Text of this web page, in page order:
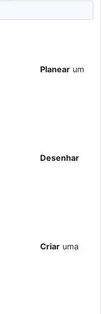
Planear um
Desenhar
Criar uma